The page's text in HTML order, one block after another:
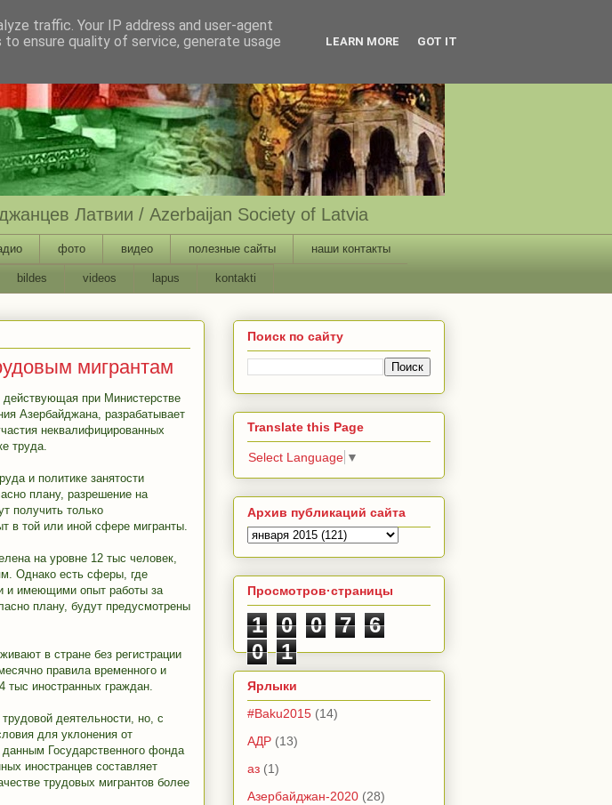
Латвии / Azerbaijan Society of Latvia
фото видео полезные сайты наши контакты
bildes videos lapus kontakti
мигрантам
действующая при Министерстве
Азербайджана, разрабатывает
неквалифицированных
труда.
и политике занятости
плану, разрешение на
получить только
в той или иной сфере мигранты.
на уровне 12 тыс человек,
Однако есть сферы, где
и имеющими опыт работы за
плану, будут предусмотрены
в стране без регистрации
правила временного и
тыс иностранных граждан.
деятельности, но, с
для уклонения от
Государственного фонда
иностранцев составляет
трудовых мигрантов более
Поиск по сайту
Translate this Page
Select Language ▼
Архив публикаций сайта
Просмотров·страницы
1 0 0 7
6
0
1
Ярлыки
#Baku2015 (14)
АДР (13)
аз (1)
Азербайджан-2020 (28)
traffic. Your IP address and user-agent
ensure quality of service, generate usage
LEARN MORE GOT IT